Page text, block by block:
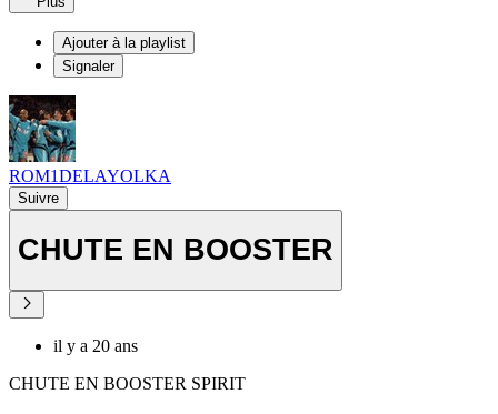
Ajouter à la playlist
Signaler
ROM1DELAYOLKA
Suivre
CHUTE EN BOOSTER
il y a 20 ans
CHUTE EN BOOSTER SPIRIT